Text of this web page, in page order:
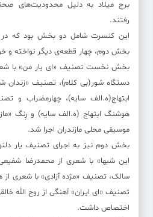
رفتند.
بخش دوم، چهار قطعه‌ی دیگر نواخته و
بخش نخست تصنیف «ای یار من» با
دستگاه شور(بی کلام)، تصنیف
ابتهاج(ه.الف سایه)، چهارمضراب و
هوشنگ ابتهاج (ه.الف سایه) و رِنگ
موسیقی محلی مازندران اجرا شد.
بخش دوم نیز به اجرای تصنیف یار
این شبها» با شعری از محمدرضا
سالک، تصنیف «مژده آزادی» با شعری
تصنیف «ای ایران» آهنگی از روح الله
اختصاص داشت.